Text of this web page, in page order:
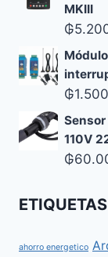
MKIII
₲
₲
110V
₲
ahorro energetico